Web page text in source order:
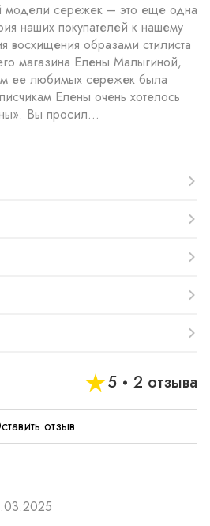
модели сережек – это еще одна
наших покупателей к нашему
образами стилиста
магазина Елены Малыгиной,
ее любимых сережек была
Вы просил...
5 2 отзыва
отзыв